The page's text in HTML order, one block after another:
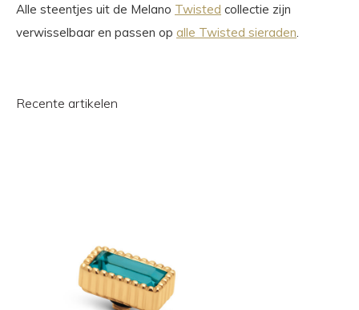
Alle steentjes uit de Melano Twisted collectie zijn
verwisselbaar en passen op alle Twisted sieraden
Recente artikelen